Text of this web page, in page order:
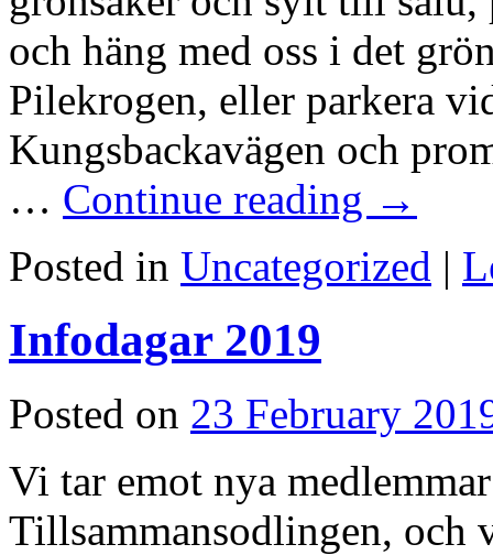
och häng med oss i det
Pilekrogen, eller parkera
Kungsbackavägen och
… Continue reading →
Posted in Uncategorized |
Infodagar 2019
Posted on 23 February
Vi tar emot nya
Tillsammansodlingen, och